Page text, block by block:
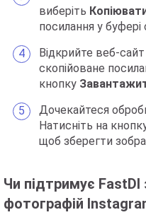
виберіть
посилання у буфері
Відкрийте веб-сайт
скопійоване
кнопку
Дочекайтеся
Натисніть на
щоб зберегти
Чи підтримує
фотографій